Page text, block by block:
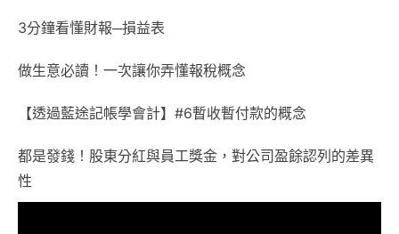
3分鐘看懂財報─損益表
做生意必讀！一次讓你弄懂報稅概念
【透過藍途記帳學會計】#6暫收暫付款的概念
都是發錢！股東分紅與員工獎金，對公司盈餘認列的差異
性